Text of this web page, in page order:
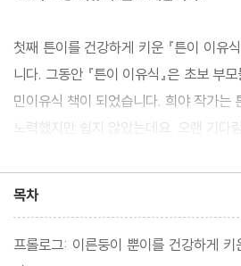
첫째 튼이를 건강하게 키운 『튼이 이유
니다. 그동안 『튼이 이유식』은 초보 부
민이유식 책이 되었습니다. 희야 작가는
노력했지만 쉽지 않았는데요. 오랜 기
35주 1일 차에 둘째 뿐이는 2.32kg 저
아 집중치료실에 입원했어요. 게다가
있다) 진단까지 받아서 엄마아빠 마음
엄마표 이유식을 먹고 건강하게 자라서
목차
프롤로그: 이른둥이 뿐이를 건강하게